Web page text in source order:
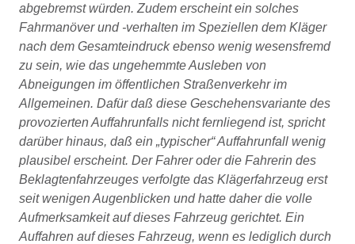
abgebremst würden. Zudem erscheint ein solches
Fahrmanöver und -verhalten im Speziellen dem Kläger
nach dem Gesamteindruck ebenso wenig wesensfremd
zu sein, wie das ungehemmte Ausleben von
Abneigungen im öffentlichen Straßenverkehr im
Allgemeinen. Dafür daß diese Geschehensvariante des
provozierten Auffahrunfalls nicht fernliegend ist, spricht
darüber hinaus, daß ein typischer Auffahrunfall wenig
plausibel erscheint. Der Fahrer oder die Fahrerin des
Beklagtenfahrzeuges verfolgte das Klägerfahrzeug erst
seit wenigen Augenblicken und hatte daher die volle
Aufmerksamkeit auf dieses Fahrzeug gerichtet. Ein
Auffahren auf dieses Fahrzeug, wenn es lediglich durch